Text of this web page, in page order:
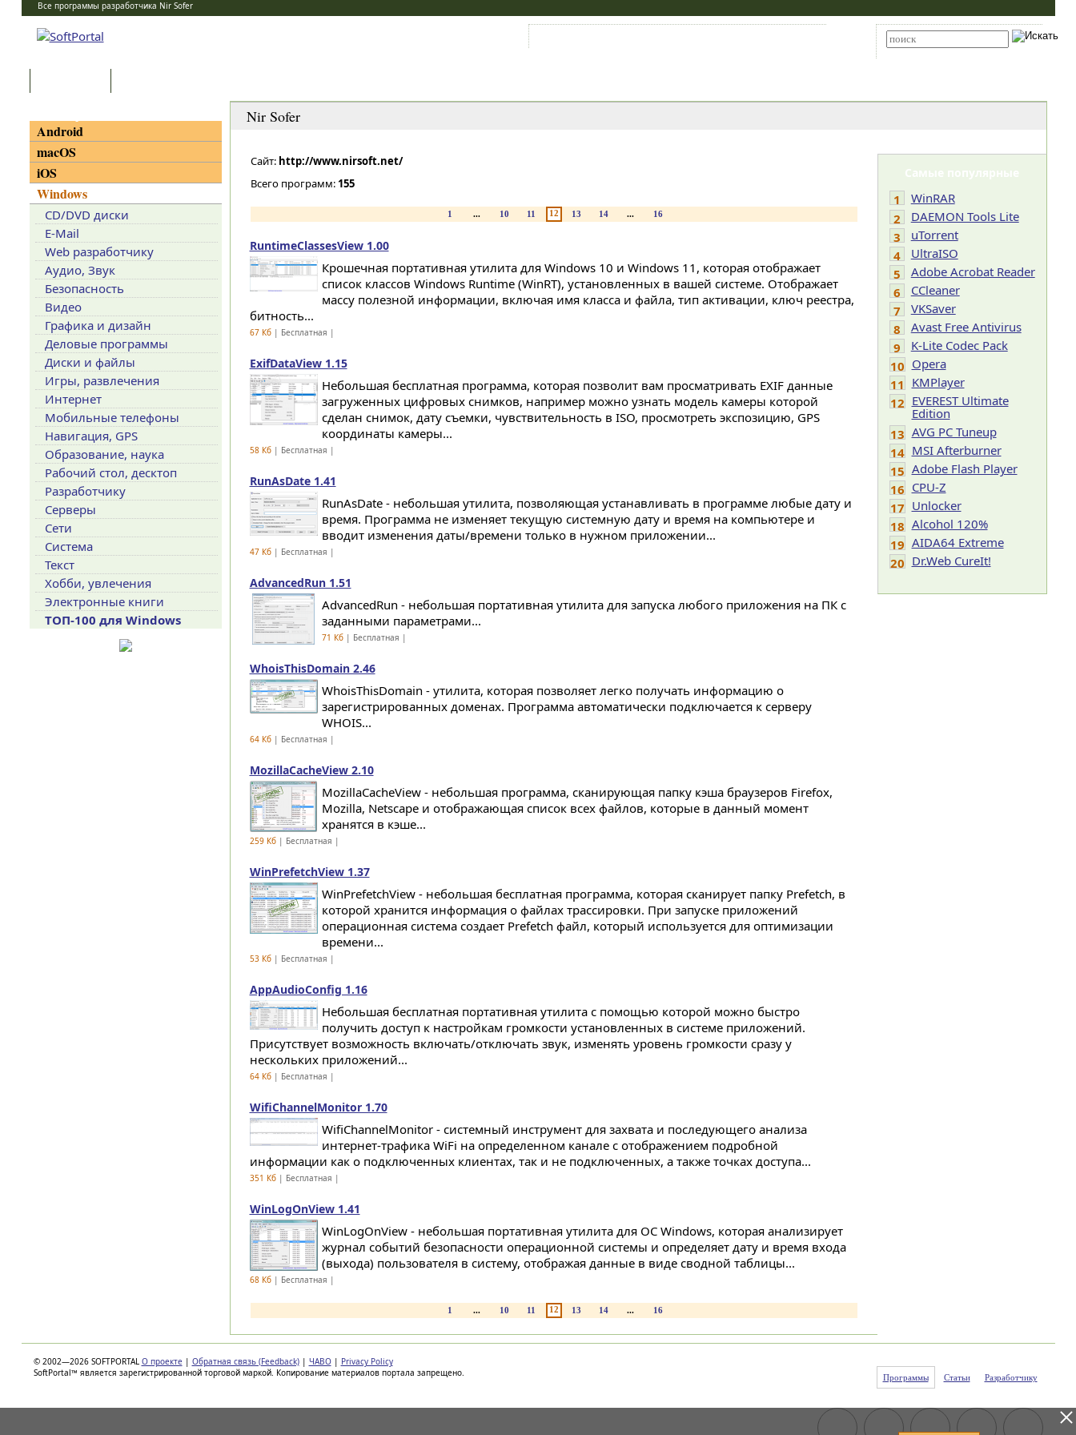
Все программы разработчика Nir Sofer
Nir Sofer
Сайт: http://www.nirsoft.net/
Всего программ: 155
1 ... 10 11 12 13 14 ... 16
RuntimeClassesView 1.00
Крошечная портативная утилита для Windows 10 и Windows 11, которая отображает
список классов Windows Runtime (WinRT), установленных в вашей системе. Отображает
массу полезной информации, включая имя класса и файла, тип активации, ключ реестра,
битность...
67 Кб| Бесплатная |
ExifDataView 1.15
Небольшая бесплатная программа, которая позволит вам просматривать EXIF данные
загруженных цифровых снимков, например можно узнать модель камеры которой
сделан снимок, дату съемки, чувствительность в ISO, просмотреть экспозицию, GPS
координаты камеры...
58 Кб| Бесплатная |
RunAsDate 1.41
RunAsDate - небольшая утилита, позволяющая устанавливать в программе любые дату и
время. Программа не изменяет текущую системную дату и время на компьютере и
вводит изменения даты/времени только в нужном приложении...
47 Кб| Бесплатная |
AdvancedRun 1.51
AdvancedRun - небольшая портативная утилита для запуска любого приложения на ПК с
заданными параметрами...
71 Кб| Бесплатная |
WhoisThisDomain 2.46
WhoisThisDomain - утилита, которая позволяет легко получать информацию о
зарегистрированных доменах. Программа автоматически подключается к серверу
WHOIS...
64 Кб| Бесплатная |
MozillaCacheView 2.10
MozillaCacheView - небольшая программа, сканирующая папку кэша браузеров Firefox,
Mozilla, Netscape и отображающая список всех файлов, которые в данный момент
хранятся в кэше...
259 Кб| Бесплатная |
WinPrefetchView 1.37
WinPrefetchView - небольшая бесплатная программа, которая сканирует папку Prefetch, в
которой хранится информация о файлах трассировки. При запуске приложений
операционная система создает Prefetch файл, который используется для оптимизации
времени...
53 Кб| Бесплатная |
AppAudioConfig 1.16
Небольшая бесплатная портативная утилита с помощью которой можно быстро
получить доступ к настройкам громкости установленных в системе приложений.
Присутствует возможность включать/отключать звук, изменять уровень громкости сразу у
нескольких приложений...
64 Кб| Бесплатная |
WifiChannelMonitor 1.70
WifiChannelMonitor - системный инструмент для захвата и последующего анализа
интернет-трафика WiFi на определенном канале с отображением подробной
информации как о подключенных клиентах, так и не подключенных, а также точках доступа...
351 Кб| Бесплатная |
WinLogOnView 1.41
WinLogOnView - небольшая портативная утилита для ОС Windows, которая анализирует
журнал событий безопасности операционной системы и определяет дату и время входа
(выхода) пользователя в систему, отображая данные в виде сводной таблицы...
68 Кб| Бесплатная |
1 ... 10 11 12 13 14 ... 16
Самые популярные
1
WinRAR
2
DAEMON Tools Lite
3
uTorrent
4
UltraISO
5
Adobe Acrobat Reader
6
CCleaner
7
VKSaver
8
Avast Free Antivirus
9
K-Lite Codec Pack
10 Opera
11 KMPlayer
12 EVEREST Ultimate
Edition
13 AVG PC Tuneup
14 MSI Afterburner
15 Adobe Flash Player
16 CPU-Z
17 Unlocker
18 Alcohol 120%
19 AIDA64 Extreme
20 Dr.Web CureIt!
Android
macOS
iOS
Windows
CD/DVD диски
E-Mail
Web разработчику
Аудио, Звук
Безопасность
Видео
Графика и дизайн
Деловые программы
Диски и файлы
Игры, развлечения
Интернет
Мобильные телефоны
Навигация, GPS
Образование, наука
Рабочий стол, десктоп
Разработчику
Серверы
Сети
Система
Текст
Хобби, увлечения
Электронные книги
ТОП-100 для Windows
© 2002—2026 SOFTPORTAL О проекте | Обратная связь (Feedback) | ЧАВО | Privacy Policy
SoftPortal™ является зарегистрированной торговой маркой. Копирование материалов портала запрещено.
Программы Статьи Разработчику